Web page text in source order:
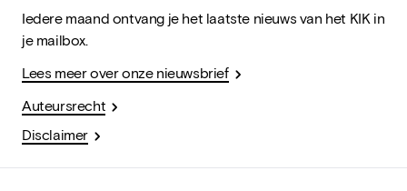
Iedere maand ontvang je het laatste nieuws van het KIK in
je mailbox.
Lees meer over onze nieuwsbrief
Auteursrecht
Disclaimer